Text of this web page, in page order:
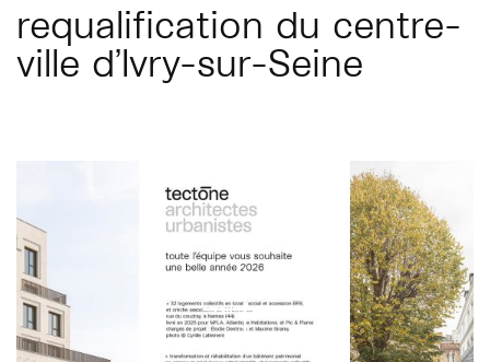
requalification du centre-
ville d’Ivry-sur-Seine